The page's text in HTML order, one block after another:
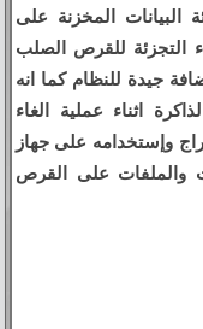
البيانات المخزنة على
التجزئة للقرص الصلب
جيدة للنظام كما انه
اثناء عملية الغاء
وإستخدامه على جهاز
والملفات على القرص